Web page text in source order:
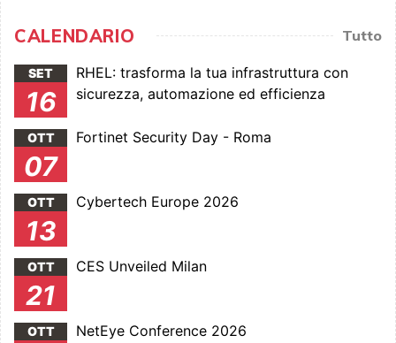
CALENDARIO Tutto
SET
16
RHEL: trasforma la tua infrastruttura con
sicurezza, automazione ed efficienza
OTT
07
Fortinet Security Day - Roma
OTT
13
Cybertech Europe 2026
OTT
21
CES Unveiled Milan
OTT NetEye Conference 2026